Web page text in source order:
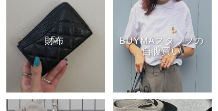
財布
BUYMAスタッフの
自腹買い